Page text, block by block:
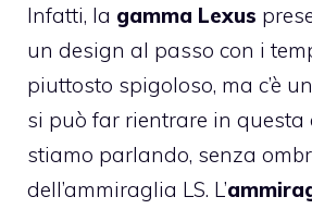
Infatti, la gamma Lexus
un design al passo con i
piuttosto spigoloso, ma c’è
si può far rientrare in questa
stiamo parlando, senza
dell’ammiraglia LS. L’